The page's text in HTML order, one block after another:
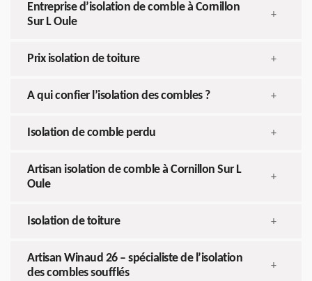
Entreprise d’isolation de comble à Cornillon
Sur L Oule
+
Prix isolation de toiture +
A qui confier l’isolation des combles ? +
Isolation de comble perdu +
Artisan isolation de comble à Cornillon Sur L
Oule
+
Isolation de toiture +
Artisan Winaud 26 – spécialiste de l’isolation
des combles soufflés
+